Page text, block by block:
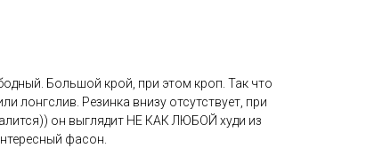
Большой крой, при этом кроп. Так что
лонгслив. Резинка внизу отсутствует, при
он выглядит НЕ КАК ЛЮБОЙ худи из
фасон.